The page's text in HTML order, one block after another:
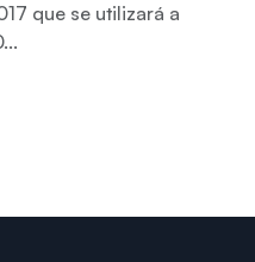
que se utilizará a